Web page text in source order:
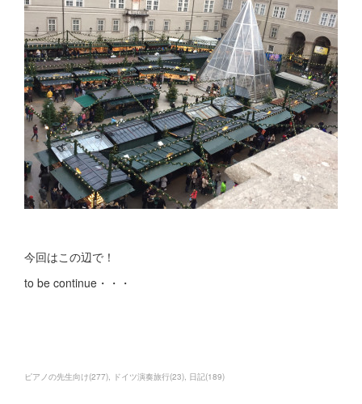
今回はこの辺で！
to be continue・・・
ピアノの先生向け(277) ドイツ演奏旅行(23) 日記(189)